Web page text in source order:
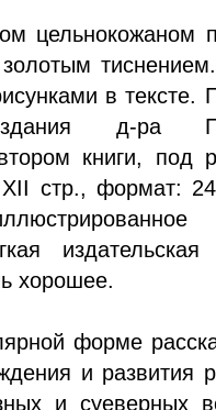
цельнокожаном
в тексте.
д-ра
книги, под
стр., формат:
издательская
хорошее.
форме
и развития
и суеверных